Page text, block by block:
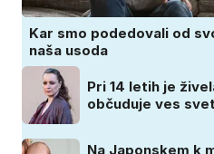
Kar smo podedovali od
naša usoda
Pri 14 letih je
občuduje ves
Na Japonskem k